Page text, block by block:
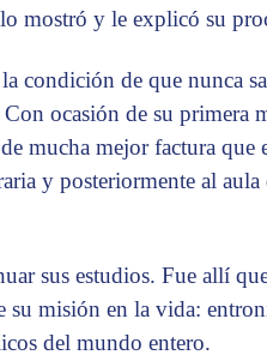
mostró y le explicó su
condición de que nunca
ocasión de su primera
mucha mejor factura que
y posteriormente al
sus estudios. Fue allí
su misión en la vida:
del mundo entero.